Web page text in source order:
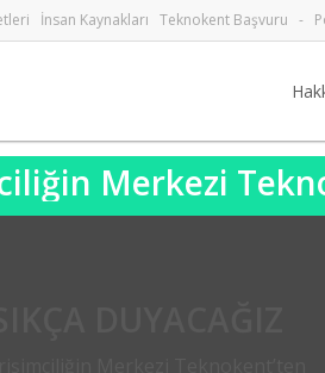
İnsan Kaynakları Teknokent Başvuru -
Merkezi